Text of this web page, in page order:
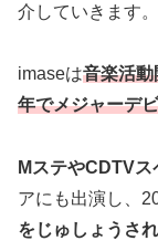
介していきます。
imaseは音楽活
年でメジャーデ
MステやCDTV
アにも出演し、
をじゅしょうさ